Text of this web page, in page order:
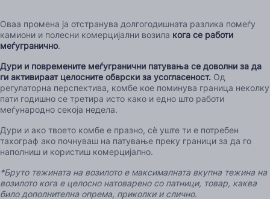
Оваа промена ја отстранува долгогодишната разлика помеѓу
камиони и полесни комерцијални возила кога се работи
меѓугранично.
Дури и повремените меѓугранични патувања се доволни за да
ги активираат целосните обврски за усогласеност. Од
регулаторна перспектива, комбе кое поминува граница неколку
пати годишно се третира исто како и едно што работи
меѓународно секоја недела.
Дури и ако твоето комбе е празно, сè уште ти е потребен
тахограф ако почнуваш на патување преку граници за да го
наполниш и користиш комерцијално.
*Бруто тежината на возилото е максималната вкупна тежина на
возилото кога е целосно натоварено со патници, товар, каква
било дополнителна опрема, приколки и слично.